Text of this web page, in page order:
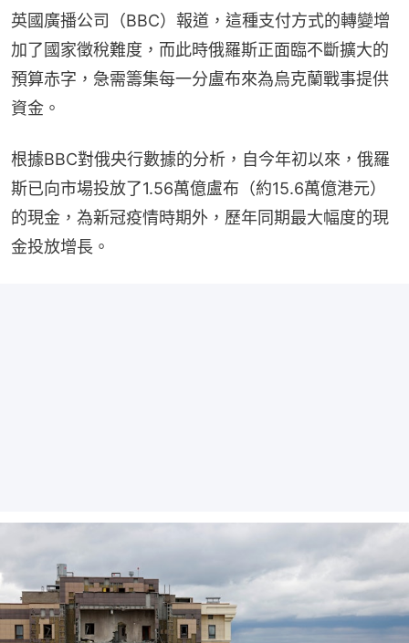
英國廣播公司（BBC）報道，這種支付方式的轉變增
加了國家徵稅難度，而此時俄羅斯正面臨不斷擴大的
預算赤字，急需籌集每一分盧布來為烏克蘭戰事提供
資金。
根據BBC對俄央行數據的分析，自今年初以來，俄羅
斯已向市場投放了1.56萬億盧布（約15.6萬億港元）
的現金，為新冠疫情時期外，歷年同期最大幅度的現
金投放增長。